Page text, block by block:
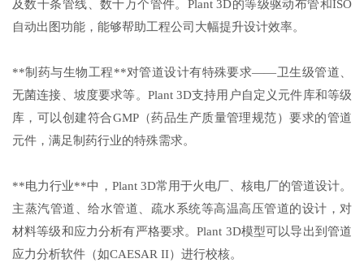
及数千条管线、数十万个管件。Plant 3D的等级驱动布管和ISO
自动出图功能，能够帮助工程公司大幅提升设计效率。
**制药与生物工程**对管道设计有特殊要求——卫生级管道、
无菌连接、坡度要求等。Plant 3D支持用户自定义元件库和等级
库，可以创建符合GMP（药品生产质量管理规范）要求的管道
元件，满足制药行业的特殊需求。
**电力行业**中，Plant 3D常用于火电厂、核电厂的管道设计。
主蒸汽管道、给水管道、疏水系统等高温高压管道的设计，对
材料等级和应力分析有严格要求。Plant 3D模型可以导出到管道
应力分析软件（如CAESAR II）进行校核。